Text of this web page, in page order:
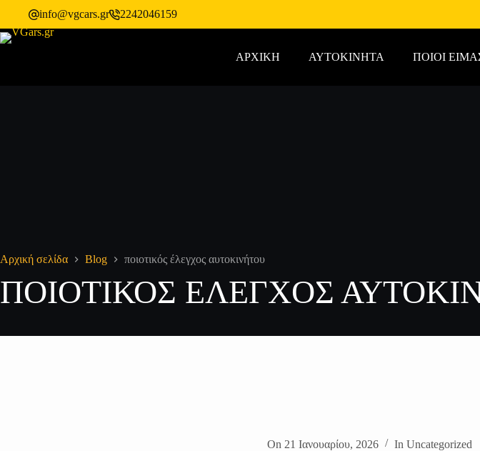
info@vgcars.gr 2242046159
ΑΡΧΙΚΗ ΑΥΤΟΚΙΝΗΤΑ ΠΟΙΟΙ
Αρχική σελίδα Blog ποιοτικός έλεγχος αυτοκινήτου
ΠΟΙΟΤΙΚΌΣ ΈΛΕΓΧΟΣ
On 21 Ιανουαρίου, 2026 In Uncategorized